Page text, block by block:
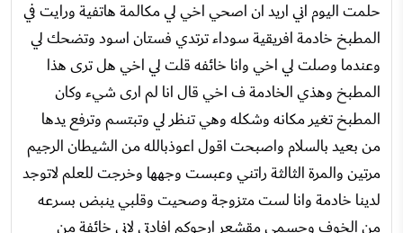
حلمت اليوم اني اريد ان اصحي اخي لي مكالمة هاتفية ورايت في
المطبخ خادمة افريقية سوداء ترتدي فستان اسود وتضحك لي
وعندما وصلت لي اخي وانا خائفه قلت لي اخي هل ترى هذا
المطبخ وهذي الخادمة ف اخي قال انا لم ارى شيء وكان
المطبخ تغير مكانه وشكله وهي تنظر لي وتبتسم وترفع يدها
من بعيد بالسلام واصبحت اقول اعوذبالله من الشيطان الرجيم
مرتين والمرة الثالثة راتني وعبست وجهها وخرجت للعلم لاتوجد
لدينا خادمة وانا لست متزوجة وصحيت وقلبي ينبض بسرعه
من الخوف وجسمي مقشعر ارجوكم افادتي لاني خائفة من